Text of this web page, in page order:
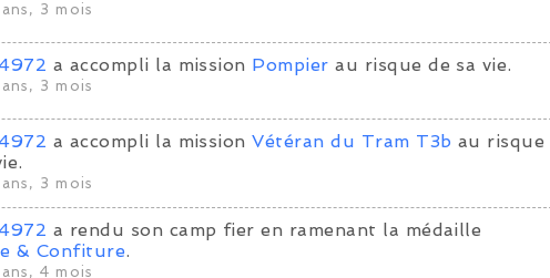
3 mois
a accompli la mission Pompier au risque de sa vie.
3 mois
a accompli la missionVétéran du Tram T3b au risque
3 mois
a rendu son camp fier en ramenant la médaille
& Confiture.
4 mois